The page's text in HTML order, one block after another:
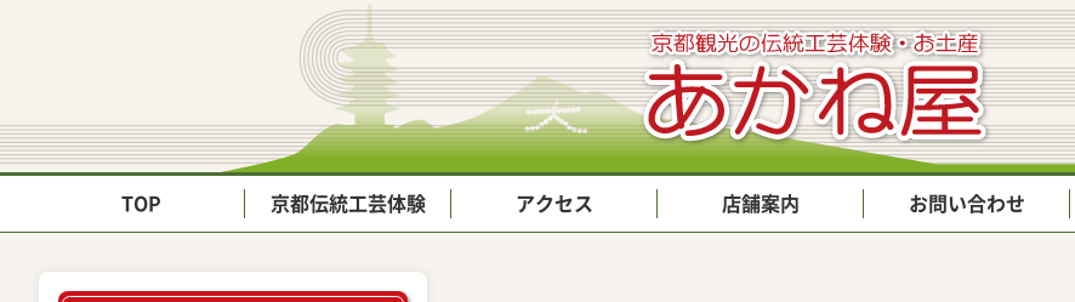
TOP 京都伝統工芸体験 アクセス 店舗案内 お問い合わせ